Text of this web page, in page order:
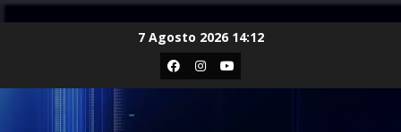
7 Agosto 2026 14:12
Facebook
Instagram
Youtube